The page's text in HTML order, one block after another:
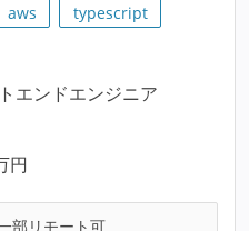
aws
typescript
エンドエンジニア
円
部リモート可